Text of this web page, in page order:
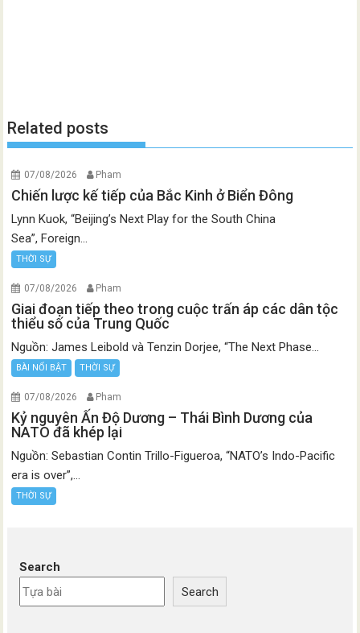
Related posts
07/08/2026 Pham
Chiến lược kế tiếp của Bắc Kinh ở Biển Đông
Lynn Kuok, “Beijing’s Next Play for the South China
Sea”, Foreign...
THỜI SỰ
07/08/2026 Pham
Giai đoạn tiếp theo trong cuộc trấn áp các dân tộc
thiểu số của Trung Quốc
Nguồn: James Leibold và Tenzin Dorjee, “The Next Phase...
BÀI NỔI BẬT THỜI SỰ
07/08/2026 Pham
Kỷ nguyên Ấn Độ Dương – Thái Bình Dương của
NATO đã khép lại
Nguồn: Sebastian Contin Trillo-Figueroa, “NATO’s Indo-Pacific
era is over”,...
THỜI SỰ
Search
Search